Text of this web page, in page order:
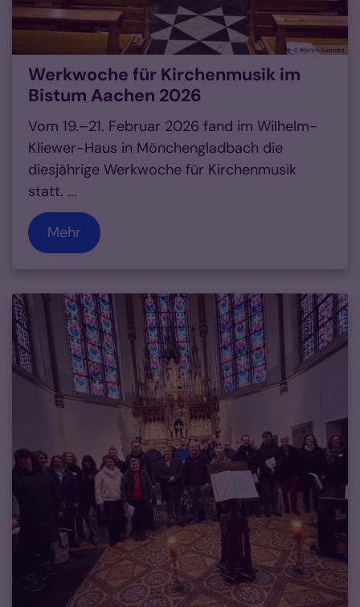
© Martin Sonnen
Werkwoche für Kirchenmusik im
Bistum Aachen 2026
Vom 19.–21. Februar 2026 fand im Wilhelm-
Kliewer-Haus in Mönchengladbach die
diesjährige Werkwoche für Kirchenmusik
statt. ...
Mehr